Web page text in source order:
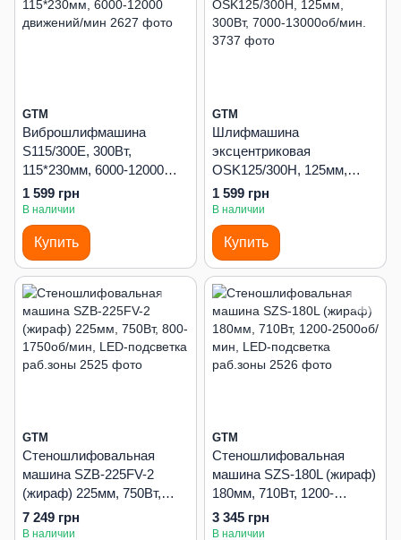
GTM
Виброшлифмашина
S115/300E, 300Вт,
115*230мм, 6000-12000
движений/мин
1 599 грн
В наличии
Купить
GTM
Шлифмашина
эксцентриковая
OSK125/300H, 125мм,
300Вт, 7000-13000об/мин.
1 599 грн
В наличии
Купить
GTM
Стеношлифовальная
машина SZB-225FV-2
(жираф) 225мм, 750Вт,
800-1750об/мин, LED-
подсветка раб.зоны
7 249 грн
В наличии
GTM
Стеношлифовальная
машина SZS-180L (жираф)
180мм, 710Вт, 1200-
2500об/мин, LED-
подсветка раб.зоны
3 345 грн
В наличии